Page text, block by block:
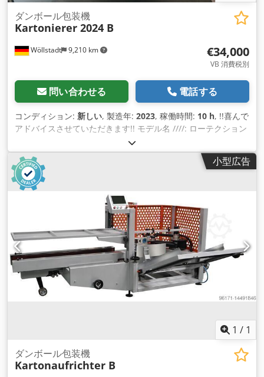
Wöllstadt 9,210 km
ダンボール包装機
Kartonierer 2024 B
€34,000
VB 消費税別
問い合わせる 電話する
コンディション: 新しい, 製造年: 2023, 稼働時間: 10 h, !!喜んで
アドバイスさせていただきます!! モデル名 ////: ローテクション
カートナー 特徴 ////: ダブルサーボフィードコントロール、ホ
ットメルトステーション、安全ハウジング、安全技術付き 生産
方向 ////: 水平 コンベアシステム ////: ファンコンベアベルト
Chodpfor E Dpaex Agmoa 段ボール箱フィーダー ////: アクテ
ィブコンベアベルト付きトップ オペレータディスプレイ ////:
タッチスクリーン ドライブと制御 ////: 8 つのサーボ モーター
と PLC 制御 ボックス長さ ////: 150-300 mm ボックス幅 ////:
120-260 mm 包装高さ ////: 50-100 mm 速度 ////: 40〜60箱/分
箱のサイズと商品の重量によって異なります 段ボール箱の推奨
////: 折り畳み済みの箱、250～350g/m³ 消費電力 ////: 約9.5KW
電源 ////: 380 V / 50 Hz / 3相 システム重量 ////: 約1000 kg シス
テム寸法 ////: 約 4257 x 1605 x 1823 mm 植物の材質 ////:「表
面処理を施した304ステンレス鋼」 ホットメルトステーション
小型広告
1 / 1
ダンボール包装機
Kartonaufrichter B